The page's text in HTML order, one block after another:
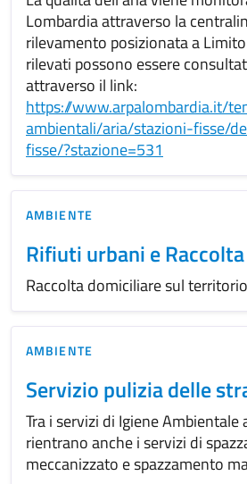
Lombardia attraverso la
rilevamento posizionata a
rilevati possono essere
attraverso il link:
https://www.arpalombardia.it/
ambientali/aria/stazioni-fisse/
fisse/?stazione=531
AMBIENTE
Rifiuti urbani e
Raccolta domiciliare sul
AMBIENTE
Servizio pulizia delle
Tra i servizi di Igiene
rientrano anche i servizi di
meccanizzato e spazzamento